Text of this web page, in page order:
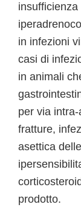
in infezioni
casi di
in animali
per via
fratture,
asettica
prodotto.